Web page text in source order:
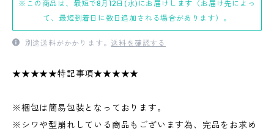
※この商品は、最短で8月12日(水)にお届けします（お届け先によっ
て、最短到着日に数日追加される場合があります）。
別途送料がかかります。送料を確認する
★★★★★特記事項★★★★★
※梱包は簡易包装となっております。
※シワや型崩れしている商品もございます為、完品をお求め